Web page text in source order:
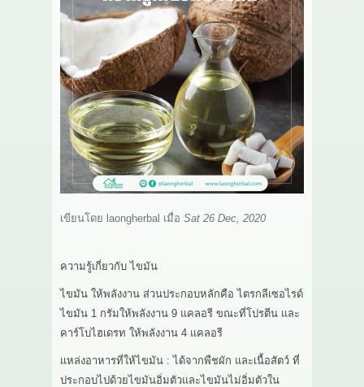
HERBBRIGHT WELLNESS
GREEN HOUSE
เกี่ยวกับเรา
เขียนโดย laongherbal เมื่อ Sat 26 Dec, 2020
ความรู้เกี่ยวกับ ไขมัน
ไขมัน ให้พลังงาน ส่วนประกอบหลักคือ ไตรกลีเซอไรด์
ไขมัน 1 กรัมให้พลังงาน 9 แคลอรี ขณะที่โปรตีน และ
คาร์โบไฮเดรท ให้พลังงาน 4 แคลอรี
แหล่งอาหารที่ให้ไขมัน : ได้จากพืชผัก และเนื้อสัตว์ ที่
ประกอบไปด้วยไขมันอิ่มตัวและไขมันไม่อิ่มตัวใน